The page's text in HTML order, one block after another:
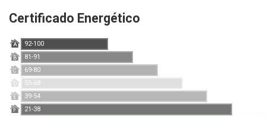
Certificado Energético
A 92-100
B 81-91
C 69-80
D 55-68
E 39-54
F 21-38